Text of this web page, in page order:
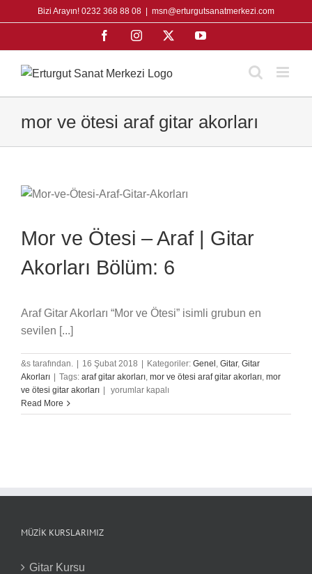
to
Bizi Arayın! 0232 368 88 08 msn@erturgutsanatmerkezi.com
FacebookInstagram YouTube
mor ve ötesi araf gitar akorları
Mor ve Ötesi – Araf | Gitar
Akorları Bölüm: 6
Araf Gitar Akorları “Mor ve Ötesi” isimli grubun en
sevilen [...]
&s tarafından. | 16 Şubat 2018 | Kategoriler: Genel Gitar, Gitar
Akorları | Tags: araf gitar akorları mor ve ötesi araf gitar akorları mor
ve ötesi gitar akorları |
Mor
Ötesi
Bölüm:
yorumlar kapalı
Read More
MÜZIK KURSLARIMIZ
Gitar Kursu